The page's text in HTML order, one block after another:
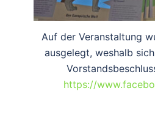
Auf der Veranstaltung
ausgelegt, weshalb
https://